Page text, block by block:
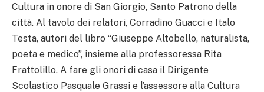
Cultura in onore di San Giorgio, Santo Patrono della
città. Al tavolo dei relatori, Corradino Guacci e Italo
Testa, autori del libro “Giuseppe Altobello, naturalista,
poeta e medico”, insieme alla professoressa Rita
Frattolillo. A fare gli onori di casa il Dirigente
Scolastico Pasquale Grassi e l’assessore alla Cultura